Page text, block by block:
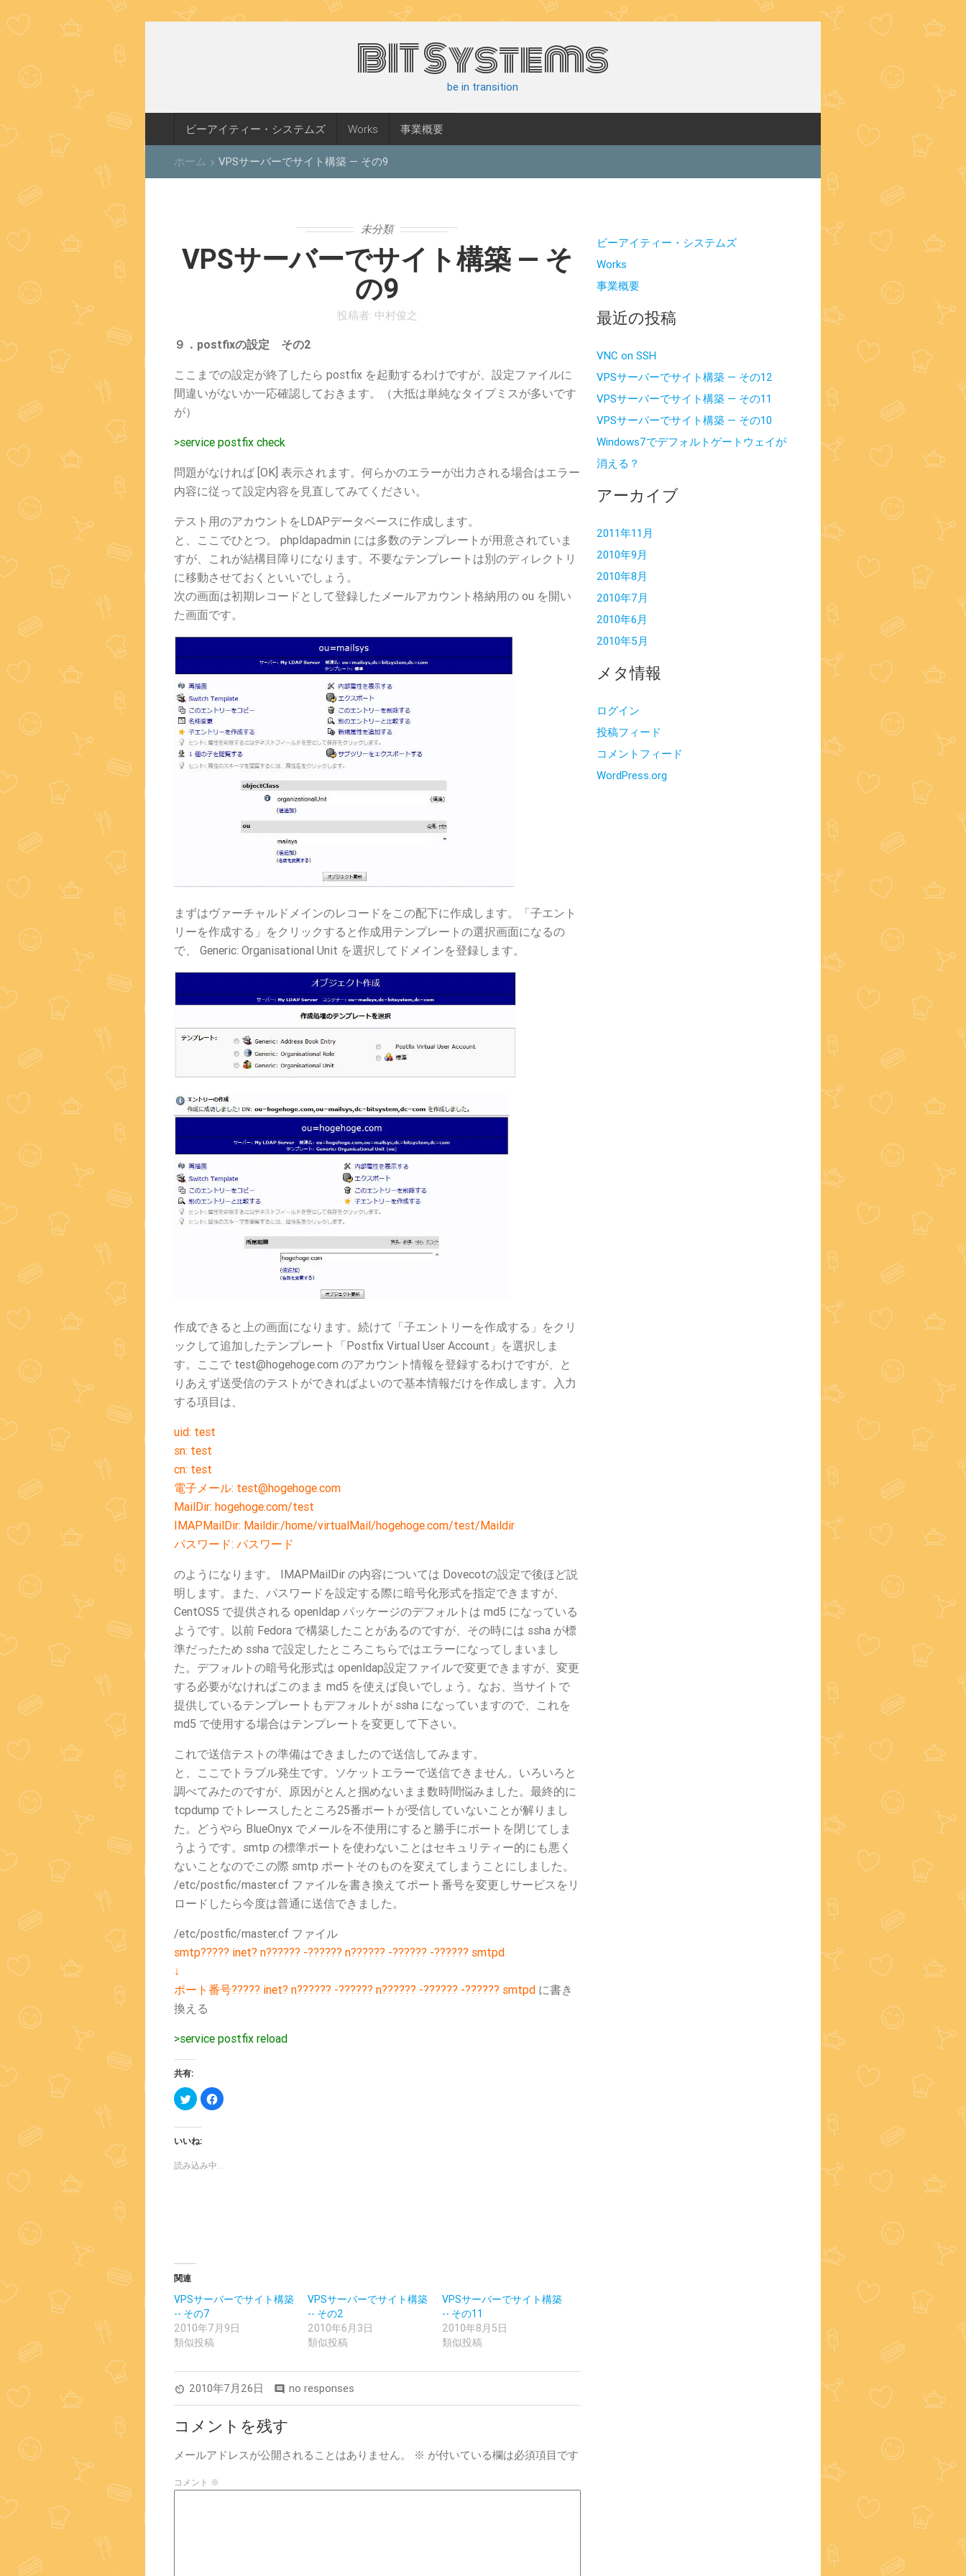
BIT Systems
be in transition
ビーアイティー・システムズ Works 事業概要
ホーム keyboard_arrow_right VPSサーバーでサイト構築 — その9
未分類
VPSサーバーでサイト構築 — そ
の9
投稿者: 中村俊之
９．postfixの設定 その2
ここまでの設定が終了したら postfix を起動するわけですが、設定ファイルに
間違いがないか一応確認しておきます。（大抵は単純なタイプミスが多いです
が）
>service postfix check
問題がなければ [OK] 表示されます。何らかのエラーが出力される場合はエラー
内容に従って設定内容を見直してみてください。
テスト用のアカウントをLDAPデータベースに作成します。
と、ここでひとつ。 phpldapadmin には多数のテンプレートが用意されていま
すが、これが結構目障りになります。不要なテンプレートは別のディレクトリ
に移動させておくといいでしょう。
次の画面は初期レコードとして登録したメールアカウント格納用の ou を開い
た画面です。
まずはヴァーチャルドメインのレコードをこの配下に作成します。「子エント
リーを作成する」をクリックすると作成用テンプレートの選択画面になるの
で、 Generic: Organisational Unit を選択してドメインを登録します。
作成できると上の画面になります。続けて「子エントリーを作成する」をクリ
ックして追加したテンプレート「Postfix Virtual User Account」を選択しま
す。ここで test@hogehoge.com のアカウント情報を登録するわけですが、と
りあえず送受信のテストができればよいので基本情報だけを作成します。入力
する項目は、
uid: test
sn: test
cn: test
電子メール: test@hogehoge.com
MailDir: hogehoge.com/test
IMAPMailDir: Maildir:/home/virtualMail/hogehoge.com/test/Maildir
パスワード: パスワード
のようになります。 IMAPMailDir の内容については Dovecotの設定で後ほど説
明します。また、パスワードを設定する際に暗号化形式を指定できますが、
CentOS5 で提供される openldap パッケージのデフォルトは md5 になっている
ようです。以前 Fedora で構築したことがあるのですが、その時には ssha が標
準だったため ssha で設定したところこちらではエラーになってしまいまし
た。デフォルトの暗号化形式は openldap設定ファイルで変更できますが、変更
する必要がなければこのまま md5 を使えば良いでしょう。なお、当サイトで
提供しているテンプレートもデフォルトが ssha になっていますので、これを
md5 で使用する場合はテンプレートを変更して下さい。
これで送信テストの準備はできましたので送信してみます。
と、ここでトラブル発生です。ソケットエラーで送信できません。いろいろと
調べてみたのですが、原因がとんと掴めないまま数時間悩みました。最終的に
tcpdump でトレースしたところ25番ポートが受信していないことが解りまし
た。どうやら BlueOnyx でメールを不使用にすると勝手にポートを閉じてしま
うようです。smtp の標準ポートを使わないことはセキュリティー的にも悪く
ないことなのでこの際 smtp ポートそのものを変えてしまうことにしました。
/etc/postfic/master.cf ファイルを書き換えてポート番号を変更しサービスをリ
ロードしたら今度は普通に送信できました。
/etc/postfic/master.cf ファイル
smtp????? inet? n?????? -?????? n?????? -?????? -?????? smtpd
↓
ポート番号????? inet? n?????? -?????? n?????? -?????? -?????? smtpdに書き
換える
>service postfix reload
共有:
ク
リ
し
て
Twitter
共
Facebook
で
ク
ン
ド
開
いいね:
読み込み中...
関連
VPSサーバーでサイト構築
-- その7
2010年7月9日
類似投稿
VPSサーバーでサイト構築
-- その2
2010年6月3日
類似投稿
VPSサーバーでサイト構築
-- その11
2010年8月5日
類似投稿
av_timer 2010年7月26日 comment no responses
コメントを残す
メールアドレスが公開されることはありません。 ※ が付いている欄は必須項目です
コメント ※
ビーアイティー・システムズ
Works
事業概要
最近の投稿
VNC on SSH
VPSサーバーでサイト構築 — その12
VPSサーバーでサイト構築 — その11
VPSサーバーでサイト構築 — その10
Windows7でデフォルトゲートウェイが
消える？
アーカイブ
2011年11月
2010年9月
2010年8月
2010年7月
2010年6月
2010年5月
メタ情報
ログイン
投稿フィード
コメントフィード
WordPress.org